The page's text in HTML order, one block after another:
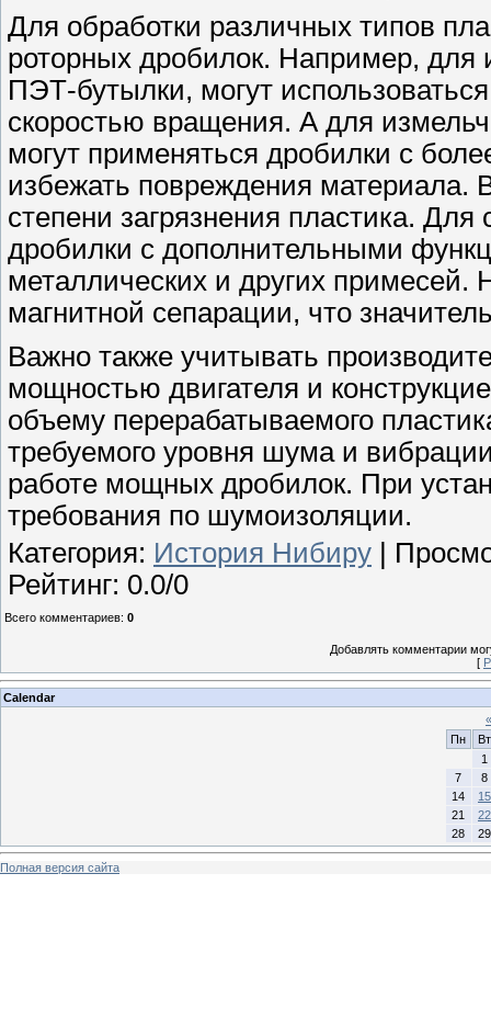
Для обработки различных типов
роторных дробилок. Например, для
ПЭТ-бутылки, могут
скоростью вращения. А для
могут применяться дробилки с
избежать повреждения материала.
степени загрязнения пластика. Для
дробилки с дополнительными
металлических и других
магнитной сепарации, что
Важно также учитывать
мощностью двигателя и
объему перерабатываемого
требуемого уровня шума и
работе мощных дробилок. При
требования по шумоизоляции.
Категория: История Нибиру
Рейтинг: 0.0/0
Всего комментариев: 0
Добавлять комментарии
[
Calendar
«
Пн
Вт
1
7
8
14
15
21
22
28
29
Полная версия сайта